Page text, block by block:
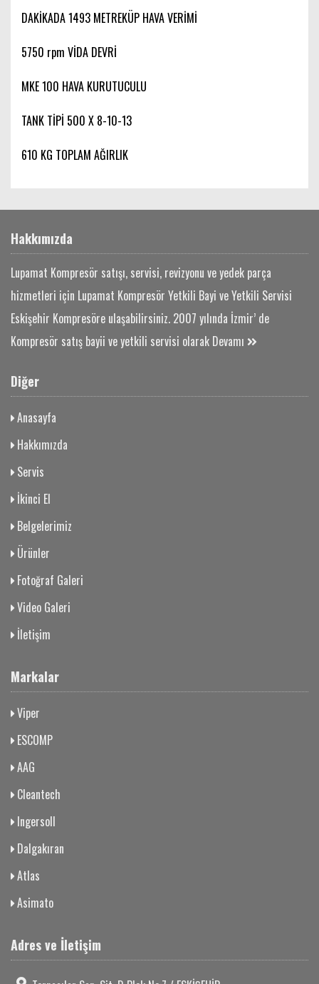
DAKİKADA 1493 METREKÜP HAVA VERİMİ
5750 rpm VİDA DEVRİ
MKE 100 HAVA KURUTUCULU
TANK TİPİ 500 X 8-10-13
610 KG TOPLAM AĞIRLIK
Hakkımızda
Lupamat Kompresör satışı, servisi, revizyonu ve yedek parça
hizmetleri için Lupamat Kompresör Yetkili Bayi ve Yetkili Servisi
Eskişehir Kompresöre ulaşabilirsiniz. 2007 yılında İzmir’ de
Kompresör satış bayii ve yetkili servisi olarak Devamı
Diğer
Anasayfa
Hakkımızda
Servis
İkinci El
Belgelerimiz
Ürünler
Fotoğraf Galeri
Video Galeri
İletişim
Markalar
Viper
ESCOMP
AAG
Cleantech
Ingersoll
Dalgakıran
Atlas
Asimato
Adres ve İletişim